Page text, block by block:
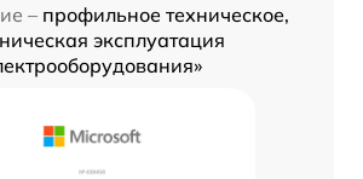
– профильное техническое,
эксплуатация